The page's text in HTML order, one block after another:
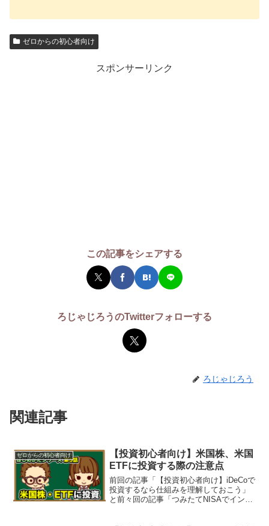
ゼロからの初心者向け
スポンサーリンク
この記事をシェアする
ろじゃじろうのTwitterフォローする
ろじゃじろう
関連記事
ゼロからの初心者向け
【投資初心者向け】米国株、米国
ETFに投資する際の注意点
前回の記事「【投資初心者向け】iDeCoで
投資するなら仕組みを理解しておこう」
と前々回の記事「つみたてNISAでインデ